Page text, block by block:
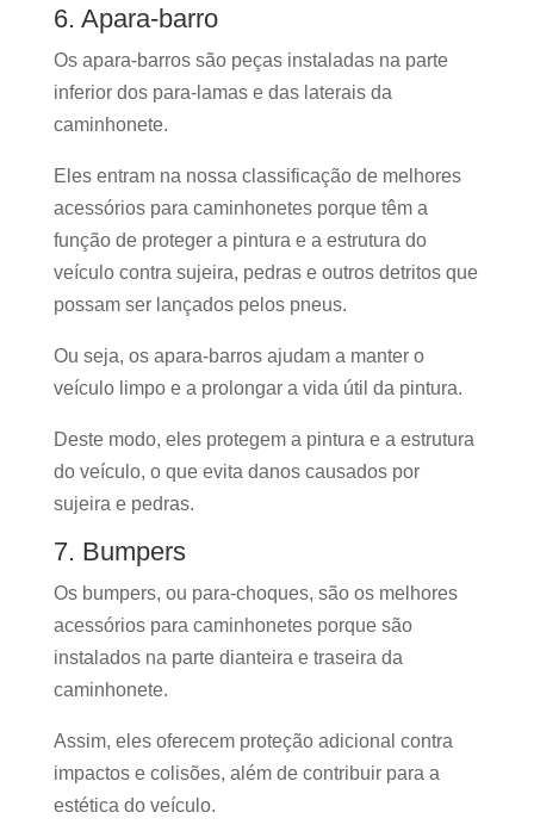
6. Apara-barro
Os apara-barros são peças instaladas na parte
inferior dos para-lamas e das laterais da
caminhonete.
Eles entram na nossa classificação de melhores
acessórios para caminhonetes porque têm a
função de proteger a pintura e a estrutura do
veículo contra sujeira, pedras e outros detritos que
possam ser lançados pelos pneus.
Ou seja, os apara-barros ajudam a manter o
veículo limpo e a prolongar a vida útil da pintura.
Deste modo, eles protegem a pintura e a estrutura
do veículo, o que evita danos causados por
sujeira e pedras.
7. Bumpers
Os bumpers, ou para-choques, são os melhores
acessórios para caminhonetes porque são
instalados na parte dianteira e traseira da
caminhonete.
Assim, eles oferecem proteção adicional contra
impactos e colisões, além de contribuir para a
estética do veículo.